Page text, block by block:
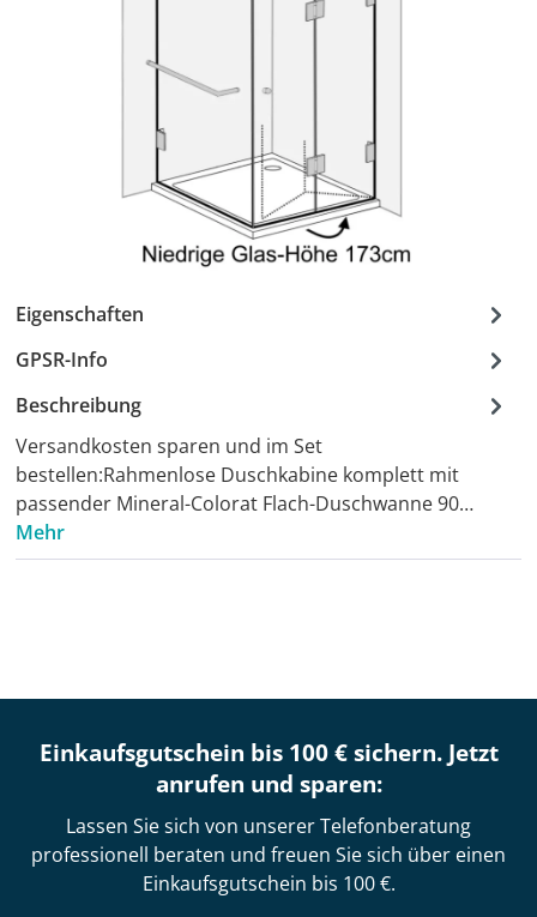
Eigenschaften
GPSR-Info
Beschreibung
Versandkosten sparen und im Set
bestellen:Rahmenlose Duschkabine komplett mit
passender Mineral-Colorat Flach-Duschwanne 90…
Mehr
Einkaufsgutschein bis 100 € sichern. Jetzt
anrufen und sparen:
Lassen Sie sich von unserer Telefonberatung
professionell beraten und freuen Sie sich über einen
Einkaufsgutschein bis 100 €.